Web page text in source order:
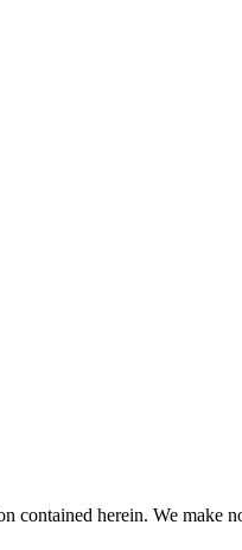
contained herein. We make